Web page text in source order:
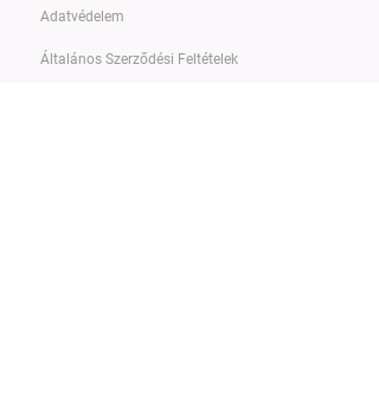
Adatvédelem
Általános Szerződési Feltételek